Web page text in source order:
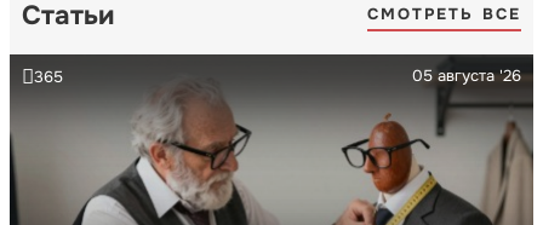
Статьи СМОТРЕТЬ ВСЕ
05 августа '26
365